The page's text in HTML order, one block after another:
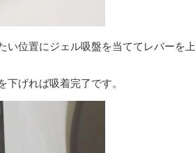
い位置にジェル吸盤を当ててレバーを上
げれば吸着完了です。